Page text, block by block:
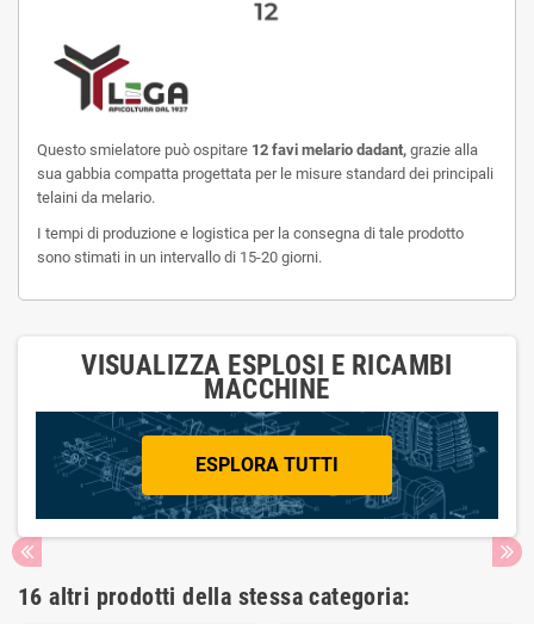
Questo smielatore può ospitare 12 favi melario dadant, grazie alla
sua gabbia compatta progettata per le misure standard dei principali
telaini da melario.
I tempi di produzione e logistica per la consegna di tale prodotto
sono stimati in un intervallo di 15-20 giorni.
VISUALIZZA ESPLOSI E RICAMBI
MACCHINE
ESPLORA TUTTI
16 altri prodotti della stessa categoria: